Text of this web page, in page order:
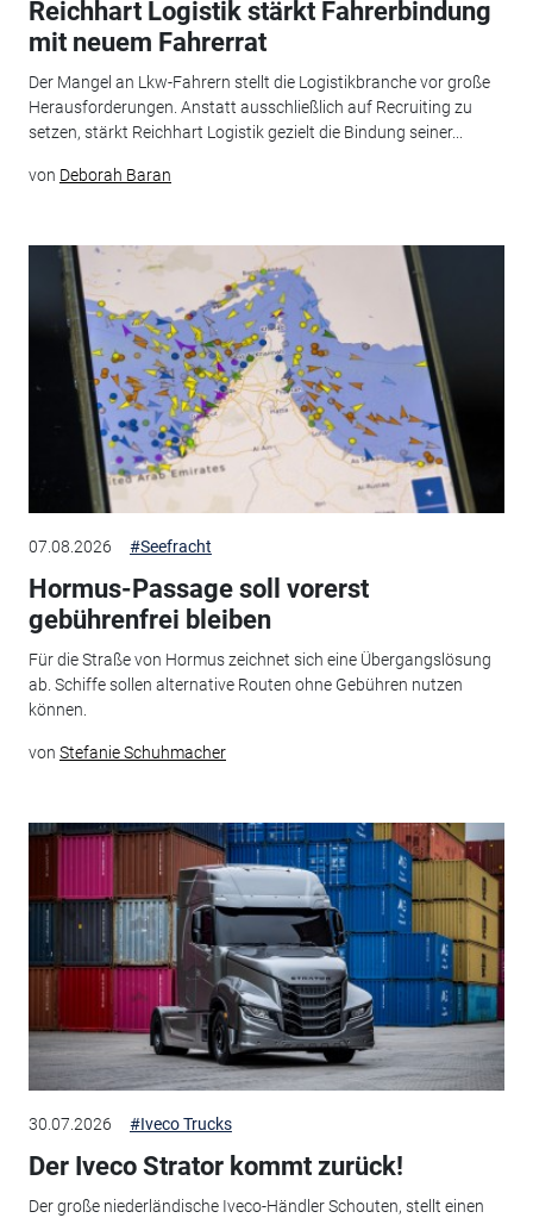
Reichhart Logistik stärkt Fahrerbindung
mit neuem Fahrerrat
Der Mangel an Lkw-Fahrern stellt die Logistikbranche vor große
Herausforderungen. Anstatt ausschließlich auf Recruiting zu
setzen, stärkt Reichhart Logistik gezielt die Bindung seiner...
von Deborah Baran
07.08.2026 #Seefracht
Hormus-Passage soll vorerst
gebührenfrei bleiben
Für die Straße von Hormus zeichnet sich eine Übergangslösung
ab. Schiffe sollen alternative Routen ohne Gebühren nutzen
können.
von Stefanie Schuhmacher
30.07.2026 #Iveco Trucks
Der Iveco Strator kommt zurück!
Der große niederländische Iveco-Händler Schouten, stellt einen